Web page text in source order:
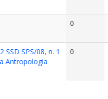
0
SPS/08, n. 1
Antropologia
0